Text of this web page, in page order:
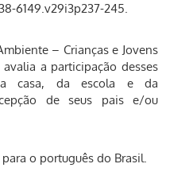
6149.v29i3p237-245.
– Crianças e Jovens
a participação desses
casa, da escola e da
de seus pais e/ou
o português do Brasil.